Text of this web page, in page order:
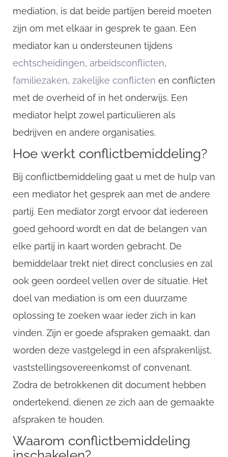
mediation, is dat beide partijen bereid moeten
zijn om met elkaar in gesprek te gaan. Een
mediator kan u ondersteunen tijdens
echtscheidingen, arbeidsconflicten,
familiezaken, zakelijke conflicten en conflicten
met de overheid of in het onderwijs. Een
mediator helpt zowel particulieren als
bedrijven en andere organisaties.
Hoe werkt conflictbemiddeling?
Bij conflictbemiddeling gaat u met de hulp van
een mediator het gesprek aan met de andere
partij. Een mediator zorgt ervoor dat iedereen
goed gehoord wordt en dat de belangen van
elke partij in kaart worden gebracht. De
bemiddelaar trekt niet direct conclusies en zal
ook geen oordeel vellen over de situatie. Het
doel van mediation is om een duurzame
oplossing te zoeken waar ieder zich in kan
vinden. Zijn er goede afspraken gemaakt, dan
worden deze vastgelegd in een afsprakenlijst,
vaststellingsovereenkomst of convenant.
Zodra de betrokkenen dit document hebben
ondertekend, dienen ze zich aan de gemaakte
afspraken te houden.
Waarom conflictbemiddeling
CompanyName
Email